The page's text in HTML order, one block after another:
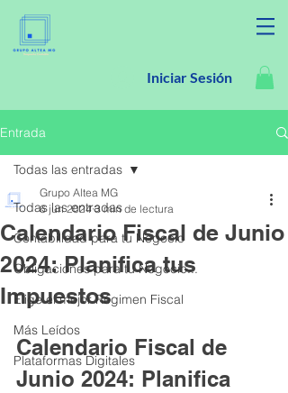
Iniciar Sesión
Entrada
Todas las entradas
Contabilidad para tu Negocio
Obligaciones para tu Negocio...
Elige el mejor Régimen Fiscal
Más Leídos
Plataformas Digitales
Todas las entradas
Calendario Fiscal de Junio
2024: Planifica tus
Impuestos
Grupo Altea MG
6 jun 2024 3 min de lectura
Calendario Fiscal de
Junio 2024: Planifica